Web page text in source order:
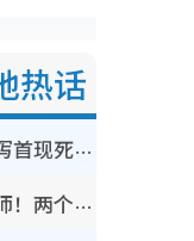
热话
夺命寄生虫｜食生菜狂泻首现死者！疫潮恶化录1.8万宗病例 揭洗菜3大谬误
银行高管恋上水疗女技师！两个月借128万惊觉“沉船”沉落火海 揭背后疑似邪教操控卖淫